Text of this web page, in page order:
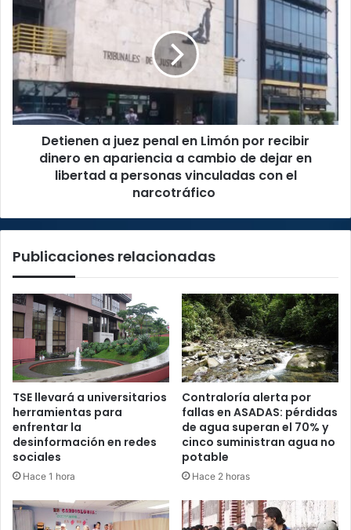
juez
penal
en
Limón
por
recibir
dinero
apariencia
dejar
libertad
vinculadas
con
el
narcotráfico
Detienen a juez penal en Limón por recibir
dinero en apariencia a cambio de dejar en
libertad a personas vinculadas con el
narcotráfico
Publicaciones relacionadas
TSE llevará a universitarios
herramientas para
enfrentar la
desinformación en redes
sociales
Hace 1 hora
Contraloría alerta por
fallas en ASADAS: pérdidas
de agua superan el 70% y
cinco suministran agua no
potable
Hace 2 horas